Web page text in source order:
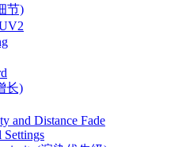
节)
长)
and Distance Fade
Settings